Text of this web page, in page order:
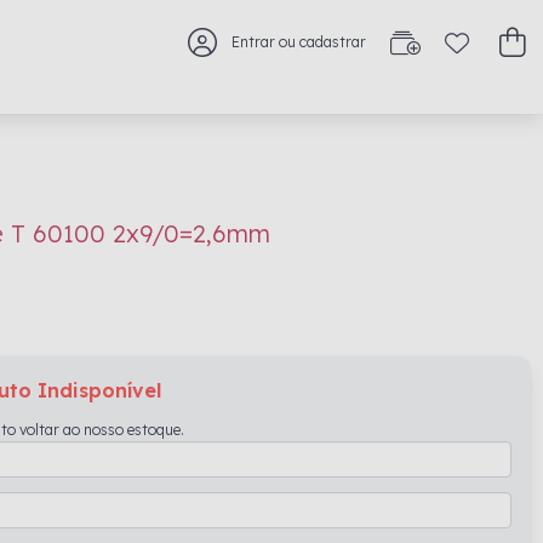
Entrar ou cadastrar
T 60100 2x9/0=2,6mm
Indisponível
voltar ao nosso estoque.